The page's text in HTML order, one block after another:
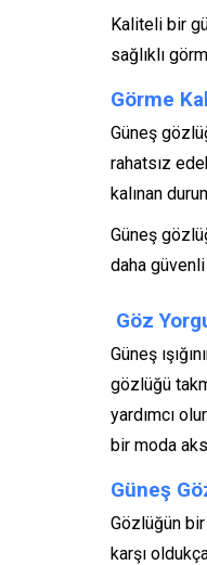
Kaliteli bir
sağlıklı
Görme
Güneş
rahatsız
kalınan
Güneş
daha
Göz
Güneş
gözlüğü
yardımcı
bir moda
Güneş
Gözlüğün
karşı